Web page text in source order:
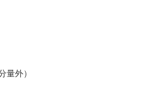
外）